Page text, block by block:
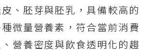
、胚芽與胚乳，具備較高的
微量營養素，符合當前消費
營養密度與飲食透明化的趨